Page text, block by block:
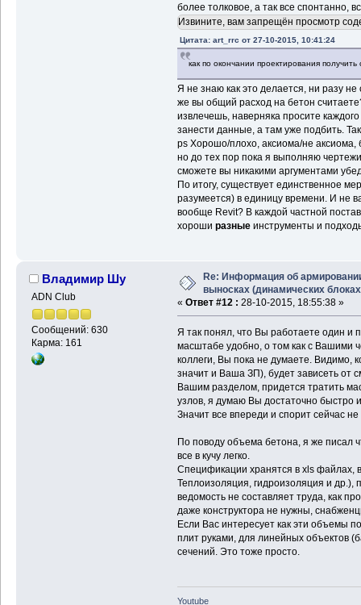
более толковое, а так все спонтанно,
Извините, вам запрещён просмотр
Цитата: art_rrc от 27-10-2015, 10:41:24
как по окончании проектирования
Я не знаю как это делается, ни разу
же вы общий расход на бетон
извлечешь, наверняка просите
занести данные, а там уже подбить.
ps Хорошо/плохо, аксиома/не
но до тех пор пока я выполняю
сможете вы никакими аргументами
По итогу, существует единственное
разумеется) в единицу времени. И не
вообще Revit? В каждой частной
хороши разныеинструменты и
Владимир Шу
ADN Club
Сообщений: 630
Карма: 161
Re: Информация об
выносках (динамических
« Ответ #12 : 28-10-2015, 18:55:38 »
Я так понял, что Вы работаете один и
масштабе удобно, о том как с Вашими
коллеги, Вы пока не думаете. Видимо,
значит и Ваша ЗП), будет зависеть от
Вашим разделом, придется тратить
узлов, я думаю Вы достаточно
Значит все впереди и спорит сейчас
По поводу объема бетона, я же писал
все в кучу легко.
Спецификации хранятся в xls файлах,
Теплоизоляция, гидроизоляция и др.),
ведомость не составляет труда, как
даже конструктора не нужны,
Если Вас интересует как эти объемы
плит руками, для линейных объектов
сечений. Это тоже просто.
Youtube